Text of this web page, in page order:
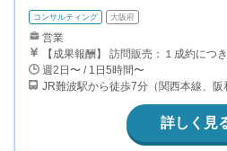
コンサルティング 大阪府
営業
週2日〜 / 1日5時間〜
詳しく見